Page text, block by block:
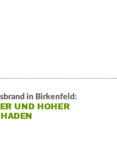
in Birkenfeld:
UND HOHER